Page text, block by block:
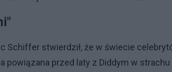
Schiffer stwierdził, że w świecie
powiązana przed laty z Diddym w strachu